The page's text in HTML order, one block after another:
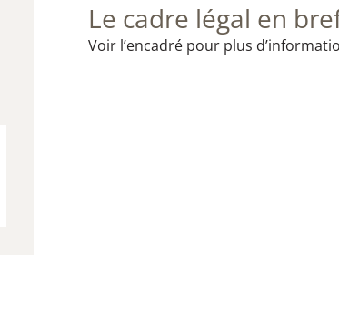
Le cadre légal en
Voir l’encadré pour plus